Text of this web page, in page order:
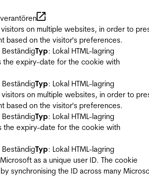
on multiple websites, in order to
based on the visitor's preferences.
BeständigTyp: Lokal HTML-lagring
the expiry-date for the cookie with
BeständigTyp: Lokal HTML-lagring
on multiple websites, in order to
based on the visitor's preferences.
BeständigTyp: Lokal HTML-lagring
the expiry-date for the cookie with
BeständigTyp: Lokal HTML-lagring
as a unique user ID. The cookie
synchronising the ID across many